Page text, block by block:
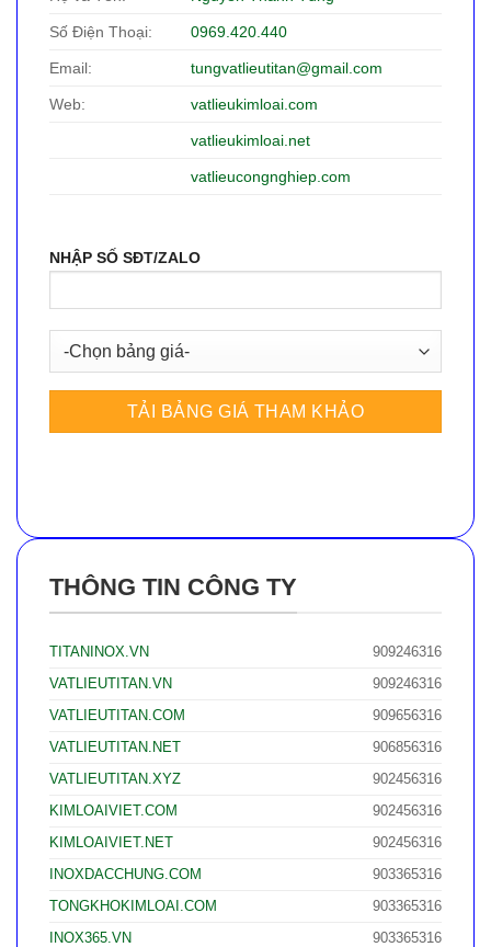
Số Điện Thoại: 0969.420.440
Email: tungvatlieutitan@gmail.com
Web: vatlieukimloai.com
vatlieukimloai.net
vatlieucongnghiep.com
NHẬP SỐ SĐT/ZALO
THÔNG TIN CÔNG TY
TITANINOX.VN
909246316
VATLIEUTITAN.VN
909246316
VATLIEUTITAN.COM
909656316
VATLIEUTITAN.NET
906856316
VATLIEUTITAN.XYZ
902456316
KIMLOAIVIET.COM
902456316
KIMLOAIVIET.NET
902456316
INOXDACCHUNG.COM
903365316
TONGKHOKIMLOAI.COM
903365316
INOX365.VN
903365316